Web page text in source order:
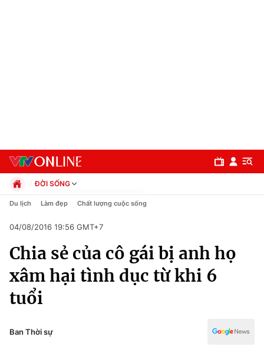
Chuyên mục
Chính trị
Xã hội
Pháp luật
ĐỜI SỐNG
Chính trị
Pháp luật
Kinh tế
Thể thao
Truyền hình
Văn hóa - Giải trí
Công nghệ
Du lịch Làm đẹp Chất lượng cuộc sống
04/08/2016 19:56 GMT+7
Chia sẻ của cô gái bị anh họ
xâm hại tình dục từ khi 6
tuổi
Ban Thời sự